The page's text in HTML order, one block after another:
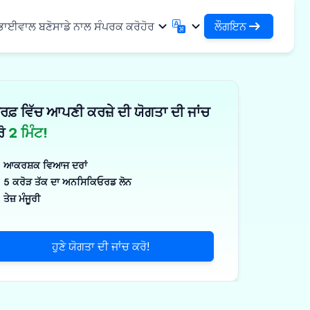
ਅਤੇ ਉਦਯੋਗਿਕ
ਅਤੇ ਮੈਡੀਕਲ
ਅਤੇ ਛੋਟੇ ਉਪਕਰਣ
ਬਣੋਸਾਡੇ ਨਾਲ ਸੰਪਰਕ ਕਰੋਹੋਰ
हिन्दी
ଓଡ଼ିଆ
తెలుగు
Telugu
বাংলা
ਲੌਗਇਨ
DSA ਵਜੋਂ ਲੌਗਇਨ ਕਰੋ
ਵਿੱਚ ਆਪਣੀ ਕਰਜ਼ੇ ਦੀ ਯੋਗਤਾ ਦੀ ਜਾਂਚ
2 ਮਿੰਟ!
ਆਕਰਸ਼ਕ ਵਿਆਜ ਦਰਾਂ
5 ਕਰੋੜ ਤੱਕ ਦਾ ਅਨਸਿਕਿਓਰਡ ਲੋਨ
ਤੇਜ਼ ਮੰਜੂਰੀ
ਹੁਣੇ ਯੋਗਤਾ ਦੀ ਜਾਂਚ ਕਰੋ!